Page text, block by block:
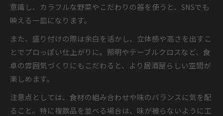
意識し、カラフルな野菜やこだわりの器を使うと、SNSでも
映える一皿になります。
また、盛り付けの際は余白を活かし、立体感や高さを出すこ
とでプロっぽい仕上がりに。照明やテーブルクロスなど、食
卓の雰囲気づくりにもこだわると、より居酒屋らしい空間が
楽しめます。
注意点としては、食材の組み合わせや味のバランスに気を配
ること。特に複数品を並べる場合は、味が被らないように工